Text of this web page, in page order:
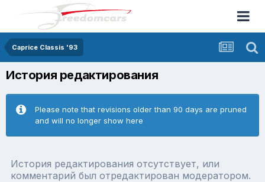
Caprice Classis '93
История редактирования
Please note that revisions older than 90 days are pruned
and will no longer show here
История редактирования отсутствует, или
комментарий был отредактирован модератором.